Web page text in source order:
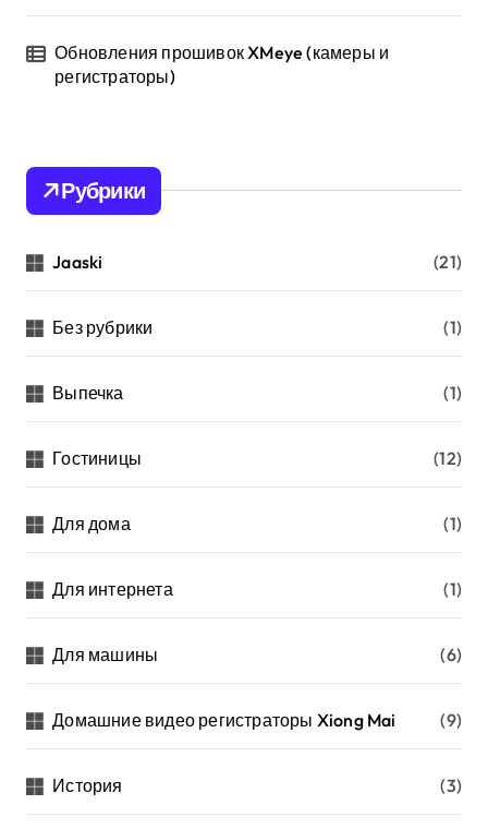
Обновления прошивок XMeye (камеры и
регистраторы)
Рубрики
Jaaski (21)
Без рубрики (1)
Выпечка (1)
Гостиницы (12)
Для дома (1)
Для интернета (1)
Для машины (6)
Домашние видео регистраторы Xiong Mai (9)
История (3)